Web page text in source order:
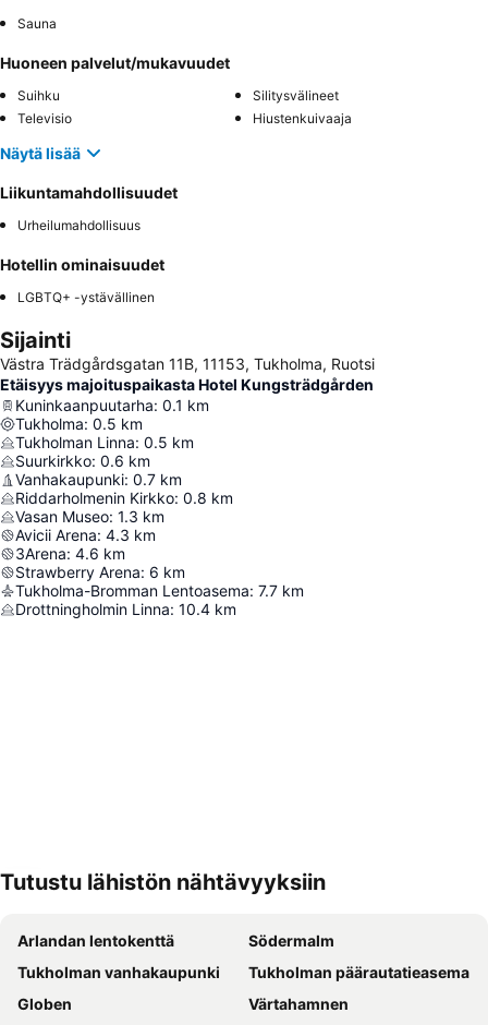
Sauna
Huoneen palvelut/mukavuudet
Suihku
Silitysvälineet
Televisio
Hiustenkuivaaja
Näytä lisää
Liikuntamahdollisuudet
Urheilumahdollisuus
Hotellin ominaisuudet
LGBTQ+ -ystävällinen
Sijainti
Västra Trädgårdsgatan 11B, 11153, Tukholma, Ruotsi
Etäisyys majoituspaikasta Hotel Kungsträdgården
Kuninkaanpuutarha: 0.1 km
Tukholma: 0.5 km
Tukholman Linna: 0.5 km
Suurkirkko: 0.6 km
Vanhakaupunki: 0.7 km
Riddarholmenin Kirkko: 0.8 km
Vasan Museo: 1.3 km
Avicii Arena: 4.3 km
3Arena: 4.6 km
Strawberry Arena: 6 km
Tukholma-Bromman Lentoasema: 7.7 km
Drottningholmin Linna: 10.4 km
Tutustu lähistön nähtävyyksiin
Arlandan lentokenttä
Södermalm
Tukholman vanhakaupunki
Tukholman päärautatieasema
Globen
Värtahamnen